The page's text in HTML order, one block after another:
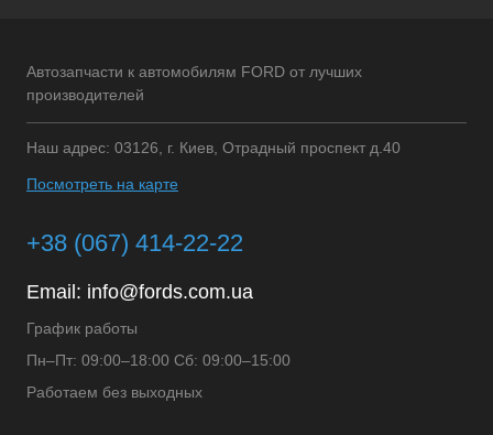
Автозапчасти к автомобилям FORD от лучших
производителей
Наш адрес: 03126, г. Киев, Отрадный проспект д.40
Посмотреть на карте
+38 (067) 414-22-22
Email: info@fords.com.ua
График работы
Пн–Пт: 09:00–18:00 Сб: 09:00–15:00
Работаем без выходных